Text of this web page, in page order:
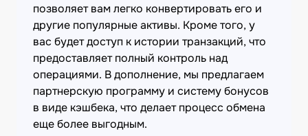
позволяет вам легко конвертировать его и
другие популярные активы. Кроме того, у
вас будет доступ к истории транзакций, что
предоставляет полный контроль над
операциями. В дополнение, мы предлагаем
партнерскую программу и систему бонусов
в виде кэшбека, что делает процесс обмена
еще более выгодным.